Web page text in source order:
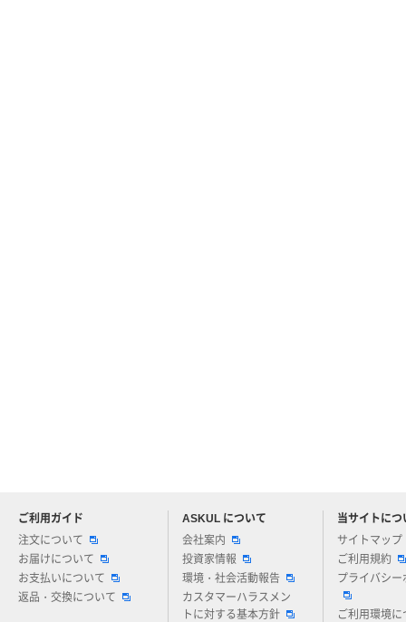
ご利用ガイド
注文について
お届けについて
お支払いについて
返品・交換について
ASKUL について
会社案内
投資家情報
環境・社会活動報告
カスタマーハラスメン
トに対する基本方針
当サイトにつ
サイトマップ
ご利用規約
プライバシー
ご利用環境に
アスクルについてお気軽にご質問ください